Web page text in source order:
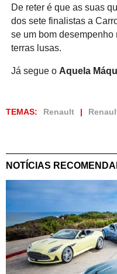
De reter é que as suas
dos sete finalistas a
se um bom desempenho
terras lusas.
Já segue o Aquela
TEMAS: Renault
NOTÍCIAS